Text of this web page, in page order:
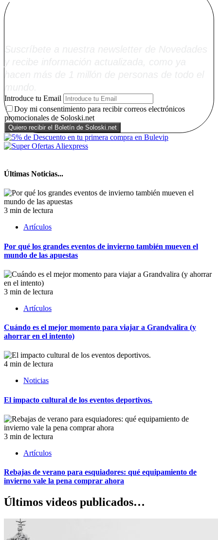
Introduce tu Email
Doy mi consentimiento para recibir correos electrónicos
promocionales de Soloski.net
Últimas Noticias...
3 min de lectura
Artículos
Por qué los grandes eventos de invierno también mueven el
mundo de las apuestas
3 min de lectura
Artículos
Cuándo es el mejor momento para viajar a Grandvalira (y
ahorrar en el intento)
4 min de lectura
Noticias
El impacto cultural de los eventos deportivos.
3 min de lectura
Artículos
Rebajas de verano para esquiadores: qué equipamiento de
invierno vale la pena comprar ahora
Últimos videos publicados…